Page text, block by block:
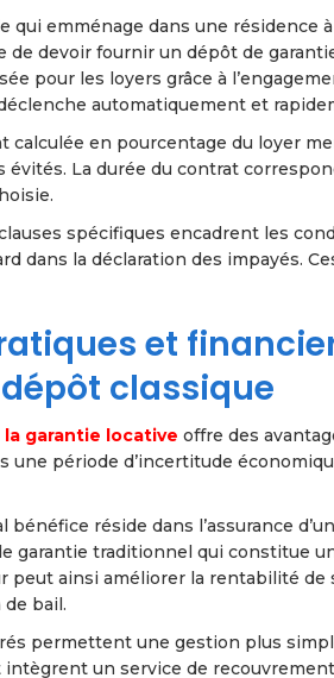
qui emménage dans une résidence
de devoir fournir un dépôt de
pour les loyers grâce à
automatiquement et
en pourcentage du loyer
La durée du contrat
spécifiques encadrent les
dans la déclaration des impayés.
et
classique
la garantie locative offre des
une période d’incertitude
réside dans l’assurance
garantie traditionnel qui constitue
peut ainsi améliorer la rentabilité
bail.
permettent une gestion plus
un service de